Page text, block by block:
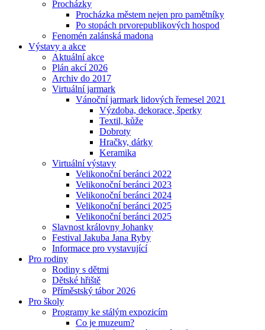
Procházky
Procházka městem nejen pro pamětníky
Po stopách prvorepublikových hospod
Fenomén zalánská madona
Výstavy a akce
Aktuální akce
Plán akcí 2026
Archiv do 2017
Virtuální jarmark
Vánoční jarmark lidových řemesel 2021
Výzdoba, dekorace, šperky
Textil, kůže
Dobroty
Hračky, dárky
Keramika
Virtuální výstavy
Velikonoční beránci 2022
Velikonoční beránci 2023
Velikonoční beránci 2024
Velikonoční beránci 2025
Velikonoční beránci 2025
Slavnost královny Johanky
Festival Jakuba Jana Ryby
Informace pro vystavující
Pro rodiny
Rodiny s dětmi
Dětské hřiště
Příměstský tábor 2026
Pro školy
Programy ke stálým expozicím
Co je muzeum?